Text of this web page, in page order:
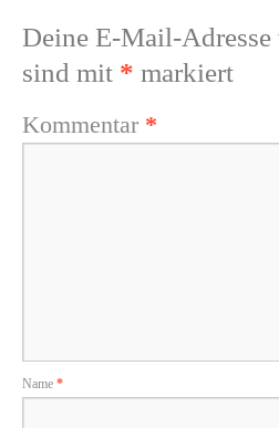
Deine E-Mail-
sind mit * markiert
Kommentar *
Name *